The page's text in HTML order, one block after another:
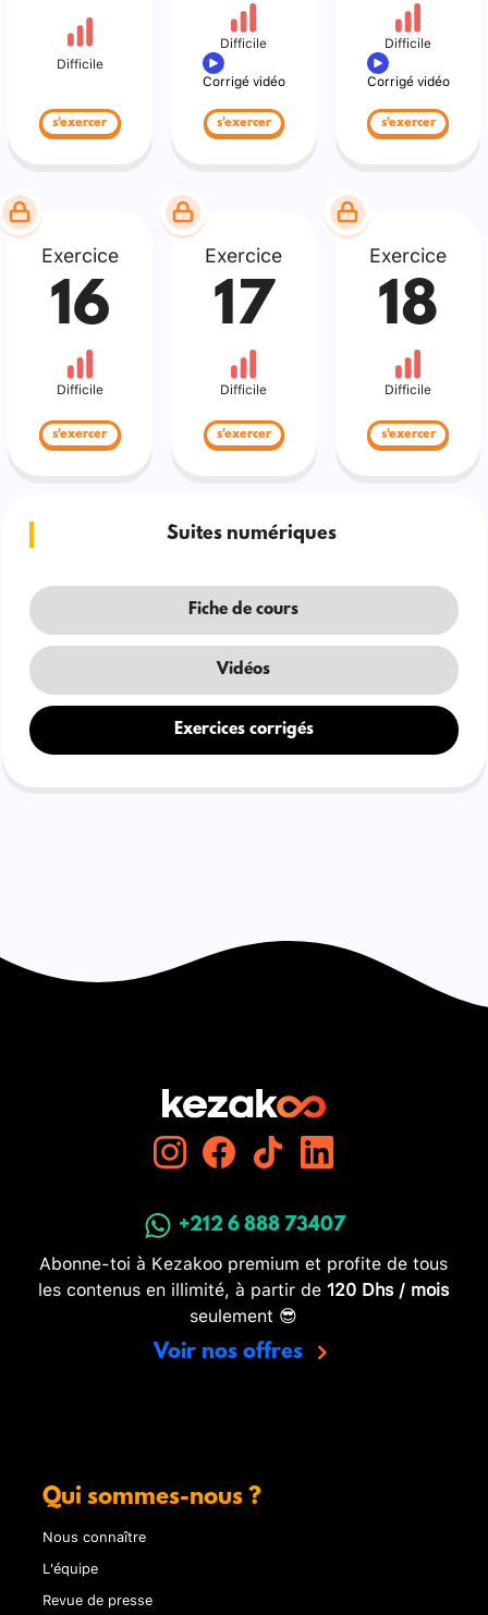
Difficile
s'exercer
Difficile
Corrigé vidéo
s'exercer
Difficile
Corrigé vidéo
s'exercer
Exercice
16
Difficile
s'exercer
Exercice
17
Difficile
s'exercer
Exercice
18
Difficile
s'exercer
Suites numériques
Fiche de cours
Vidéos
Exercices corrigés
+212 6 888 73407
Abonne-toi à Kezakoo premium et profite de tous
les contenus en illimité, à partir de 120 Dhs / mois
seulement 😎
Voir nos offres
Qui sommes-nous ?
Nous connaître
L'équipe
Revue de presse